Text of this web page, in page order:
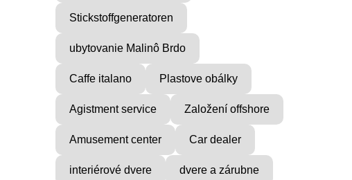
Stickstoffgeneratoren
ubytovanie Malinô Brdo
Caffe italano Plastove obálky
Agistment service Založení offshore
Amusement center Car dealer
interiérové dvere dvere a zárubne